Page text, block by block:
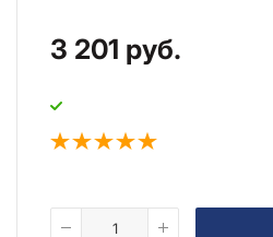
3 201 руб.